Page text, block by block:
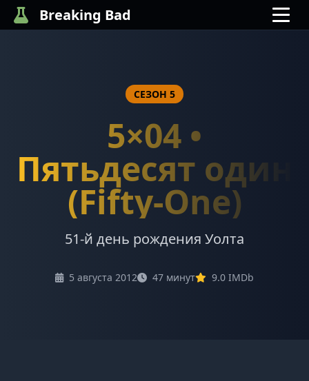
Breaking Bad
СЕЗОН 5
5×04 •
Пятьдесят один
(Fifty-One)
51-й день рождения Уолта
5 августа 2012 47 минут 9.0 IMDb